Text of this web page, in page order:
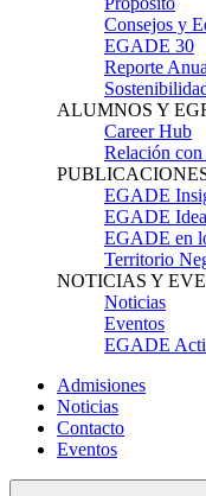
Consejos y
EGADE 30
Reporte
ALUMNOS Y
Career Hub
Relación con
EGADE
EGADE
EGADE en
Territorio
NOTICIAS Y
Noticias
Eventos
EGADE
Admisiones
Noticias
Contacto
Eventos